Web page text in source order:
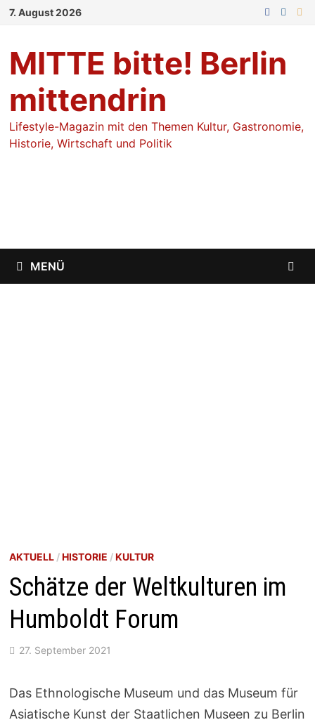
Zum
7. August 2026
MITTE bitte! Berlin
mittendrin
Lifestyle-Magazin mit den Themen Kultur, Gastronomie,
Historie, Wirtschaft und Politik
MENÜ
AKTUELL/HISTORIE /KULTUR
Schätze der Weltkulturen im
Humboldt Forum
27. September 2021
Das Ethnologische Museum und das Museum für
Asiatische Kunst der Staatlichen Museen zu Berlin